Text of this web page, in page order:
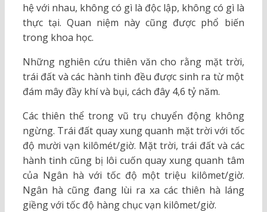
hệ với nhau, không có gì là độc lập, không có gì là
thực tại. Quan niệm này cũng được phổ biến
trong khoa học.
Những nghiên cứu thiên văn cho rằng mặt trời,
trái đất và các hành tinh đều được sinh ra từ một
đám mây đầy khí và bụi, cách đây 4,6 tỷ năm.
Các thiên thể trong vũ trụ chuyển động không
ngừng. Trái đất quay xung quanh mặt trời với tốc
độ mười vạn kilômét/giờ. Mặt trời, trái đất và các
hành tinh cũng bị lôi cuốn quay xung quanh tâm
của Ngân hà với tốc độ một triệu kilômet/giờ.
Ngân hà cũng đang lùi ra xa các thiên hà láng
giềng với tốc độ hàng chục vạn kilômet/giờ.